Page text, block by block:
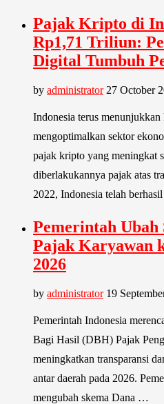
Pajak Kripto di
Rp1,71 Triliun:
Digital Tumbuh
by administrator 27 October
Indonesia terus
mengoptimalkan sektor
pajak kripto yang meningkat
diberlakukannya pajak atas
2022, Indonesia telah
Pemerintah Ubah
Pajak Karyawan
2026
by administrator 19
Pemerintah Indonesia
Bagi Hasil (DBH) Pajak
meningkatkan transparansi
antar daerah pada 2026.
mengubah skema Dana …